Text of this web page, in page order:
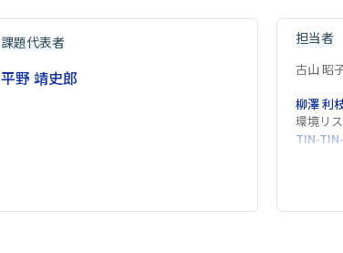
課題代表者
平野 靖史郎
担当者
古山 昭
柳澤 利
環境リ
TIN-